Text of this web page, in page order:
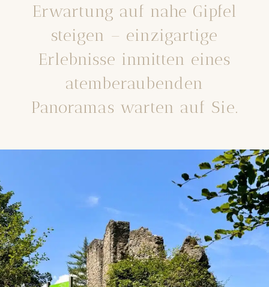
Erwartung auf nahe Gipfel
steigen – einzigartige
Erlebnisse inmitten eines
atemberaubenden
Panoramas warten auf Sie.